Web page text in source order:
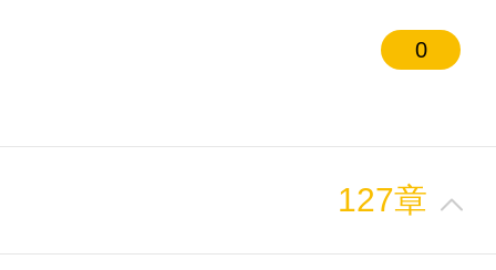
0
127章